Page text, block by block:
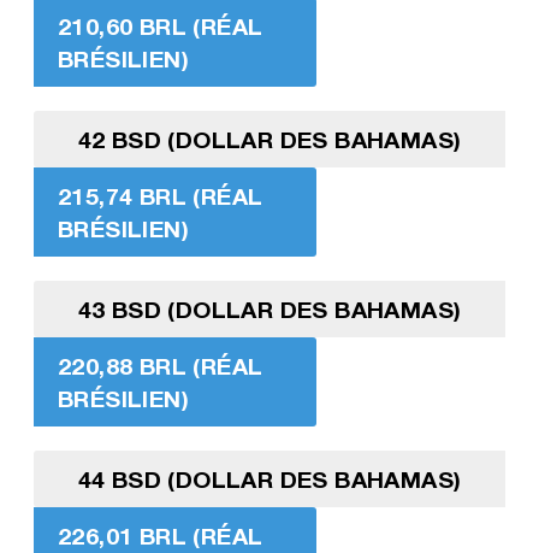
210,60 BRL (RÉAL
BRÉSILIEN)
42 BSD (DOLLAR DES BAHAMAS)
215,74 BRL (RÉAL
BRÉSILIEN)
43 BSD (DOLLAR DES BAHAMAS)
220,88 BRL (RÉAL
BRÉSILIEN)
44 BSD (DOLLAR DES BAHAMAS)
226,01 BRL (RÉAL